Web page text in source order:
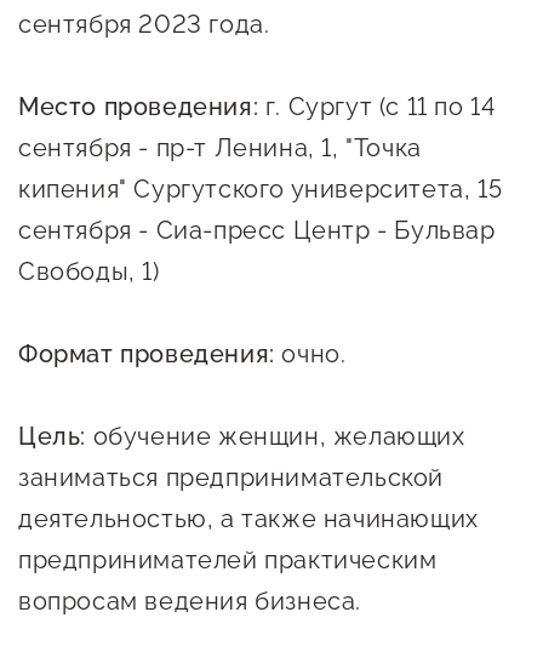
Социальные сети "Мой
Меры поддержки
Навигатор по мерам
Консультационная поддержка
Поддержка креативного и
инновационно-
технологического
предпринимательства
Поддержка социальных
сентября 2023 года.
Место проведения: г. Сургут (с 11 по 14
сентября - пр-т Ленина, 1, "Точка
кипения" Сургутского университета, 15
сентября - Сиа-пресс Центр - Бульвар
Свободы, 1)
Формат проведения: очно.
Цель: обучение женщин, желающих
заниматься предпринимательской
деятельностью, а также начинающих
предпринимателей практическим
вопросам ведения бизнеса.